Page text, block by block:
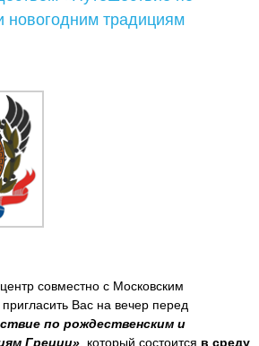
новогодним традициям
совместно с Московским
Вас на вечер перед
по рождественским и
Греции» , который состоится в среду